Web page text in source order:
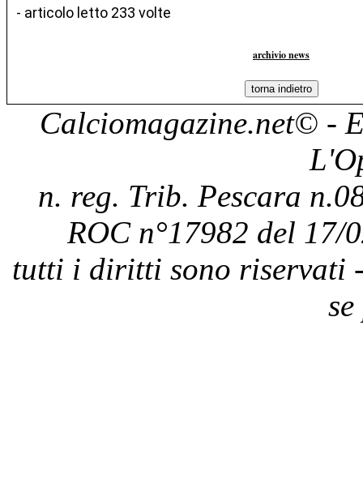
- articolo letto 233 volte
archivio news
Calciomagazine.net© -
n. reg. Trib. Pescara
ROC n°17982 del 17/
tutti i diritti sono riservati